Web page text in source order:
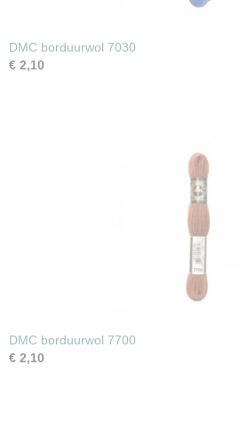
DMC borduurwol 7030
€ 2,10
DMC borduurwol 7700
€ 2,10